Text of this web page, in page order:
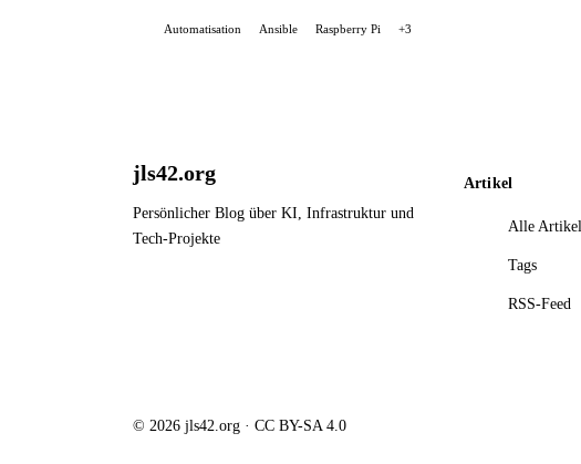
Automatisation Ansible Raspberry Pi +3
jls42.org
Persönlicher Blog über KI, Infrastruktur und
Tech-Projekte
Artikel
Alle Artikel
Tags
RSS-Feed
© 2026 jls42.org · CC BY-SA 4.0